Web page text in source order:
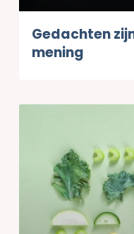
Gedachten
mening